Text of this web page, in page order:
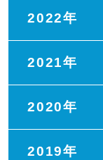
2022年
2021年
2020年
2019年